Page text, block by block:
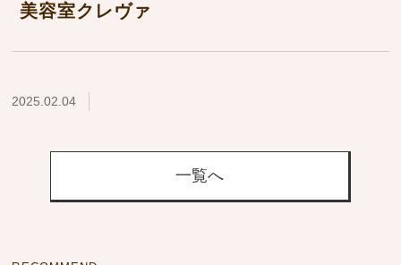
美容室クレヴァ
2025.02.04
一覧へ